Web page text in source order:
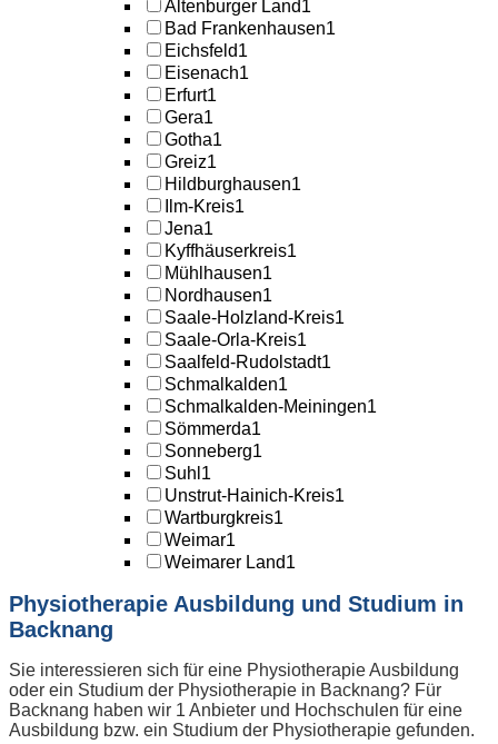
Altenburger Land1
Bad Frankenhausen1
Eichsfeld1
Eisenach1
Erfurt1
Gera1
Gotha1
Greiz1
Hildburghausen1
Ilm-Kreis1
Jena1
Kyffhäuserkreis1
Mühlhausen1
Nordhausen1
Saale-Holzland-Kreis1
Saale-Orla-Kreis1
Saalfeld-Rudolstadt1
Schmalkalden1
Schmalkalden-Meiningen1
Sömmerda1
Sonneberg1
Suhl 1
Unstrut-Hainich-Kreis1
Wartburgkreis1
Weimar1
Weimarer Land1
Physiotherapie Ausbildung und Studium in
Backnang
Sie interessieren sich für eine Physiotherapie Ausbildung
oder ein Studium der Physiotherapie in Backnang? Für
Backnang haben wir 1 Anbieter und Hochschulen für eine
Ausbildung bzw. ein Studium der Physiotherapie gefunden.